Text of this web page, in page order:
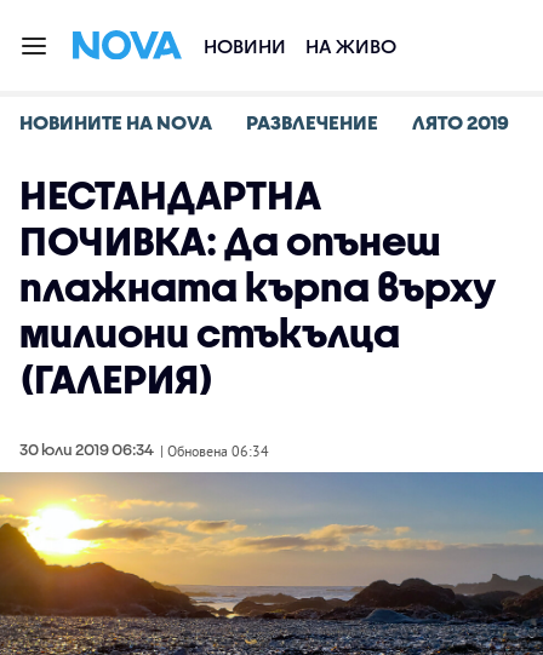
НОВИНИ НА ЖИВО
НОВИНИТЕ НА NOVA РАЗВЛЕЧЕНИЕ ЛЯТО 2019
НЕСТАНДАРТНА
ПОЧИВКА: Да опънеш
плажната кърпа върху
милиони стъкълца
(ГАЛЕРИЯ)
30 юли 2019 06:34 | Обновена 06:34